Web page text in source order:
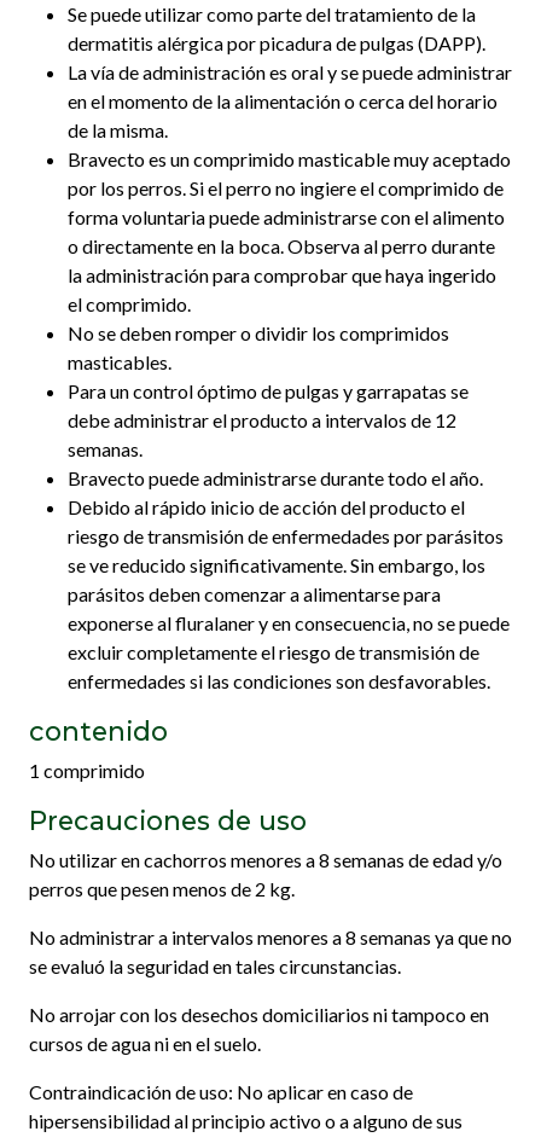
Se puede utilizar como parte del tratamiento de la
dermatitis alérgica por picadura de pulgas (DAPP).
La vía de administración es oral y se puede administrar
en el momento de la alimentación o cerca del horario
de la misma.
Bravecto es un comprimido masticable muy aceptado
por los perros. Si el perro no ingiere el comprimido de
forma voluntaria puede administrarse con el alimento
o directamente en la boca. Observa al perro durante
la administración para comprobar que haya ingerido
el comprimido.
No se deben romper o dividir los comprimidos
masticables.
Para un control óptimo de pulgas y garrapatas se
debe administrar el producto a intervalos de 12
semanas.
Bravecto puede administrarse durante todo el año.
Debido al rápido inicio de acción del producto el
riesgo de transmisión de enfermedades por parásitos
se ve reducido significativamente. Sin embargo, los
parásitos deben comenzar a alimentarse para
exponerse al fluralaner y en consecuencia, no se puede
excluir completamente el riesgo de transmisión de
enfermedades si las condiciones son desfavorables.
contenido
1 comprimido
Precauciones de uso
No utilizar en cachorros menores a 8 semanas de edad y/o
perros que pesen menos de 2 kg.
No administrar a intervalos menores a 8 semanas ya que no
se evaluó la seguridad en tales circunstancias.
No arrojar con los desechos domiciliarios ni tampoco en
cursos de agua ni en el suelo.
Contraindicación de uso: No aplicar en caso de
hipersensibilidad al principio activo o a alguno de sus